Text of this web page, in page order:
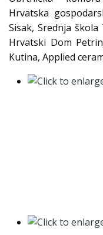
Hrvatska
Sisak, Srednja
Hrvatski Dom
Kutina, Applied